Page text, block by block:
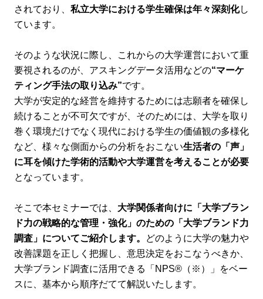
されており、 私立大学における学生確保は年々深刻化し
ています。
そのような状況に際し、これからの大学運営において重
要視されるのが、アスキングデータ活用などの“マーケ
ティング手法の取り込み”です。
大学が安定的な経営を維持するためには志願者を確保し
続けることが不可欠ですが、そのためには、大学を取り
巻く環境だけでなく現代における学生の価値観の多様化
など、様々な側面からの分析をおこない生活者の「声」
に耳を傾けた学術的活動や大学運営を考えることが必要
となっています。
そこで本セミナーでは、 大学関係者向けに「大学ブラン
ド力の戦略的な管理・強化」のための「大学ブランド力
調査」についてご紹介します。
どのように大学の魅力や
改善課題を正しく把握し、意思決定をおこなうべきか、
大学ブランド調査に活用できる「NPS®（※）」をベー
スに、基本から順序だてて解説いたします。